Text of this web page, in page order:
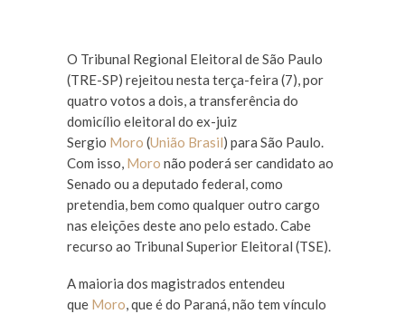
O Tribunal Regional Eleitoral de São Paulo
(TRE-SP) rejeitou nesta terça-feira (7), por
quatro votos a dois, a transferência do
domicílio eleitoral do ex-juiz
Sergio Moro (União Brasil) para São Paulo.
Com isso, Moro não poderá ser candidato ao
Senado ou a deputado federal, como
pretendia, bem como qualquer outro cargo
nas eleições deste ano pelo estado. Cabe
recurso ao Tribunal Superior Eleitoral (TSE).
A maioria dos magistrados entendeu
que Moro, que é do Paraná, não tem vínculo